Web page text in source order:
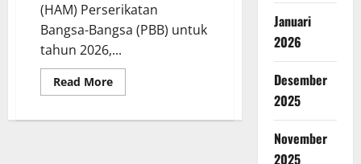
(HAM) Perserikatan
Bangsa-Bangsa (PBB) untuk
tahun 2026,...
Read MoreRead
more
Januari
2026
Desember
2025
November
2025